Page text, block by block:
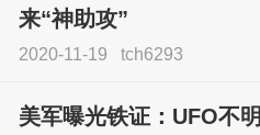
来“神助攻”
2020-11-19 tch6293
美军曝光铁证：UFO不